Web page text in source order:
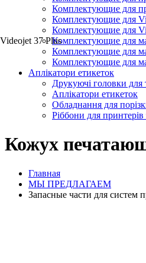
Комплектующие для
Комплектующие для
Комплектующие для
Комплектующие для
Комплектующие для
Комплектующие для
Аплікатори етикеток
Друкуючі головки для
Аплікатори етикеток
Обладнання для
Ріббони для
Кожух
Главная
МЫ ПРЕДЛАГАЕМ
Запасные части для
Videojet 37 Plus